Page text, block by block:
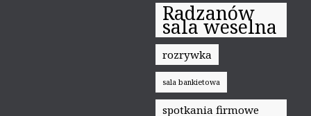
Radzanów
sala weselna
rozrywka
sala bankietowa
spotkania firmowe